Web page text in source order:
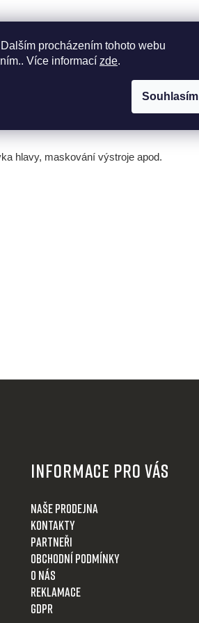
procházením tohoto webu
Více informací zde.
Souhlasím
hlavy, maskování výstroje apod.
Informace pro Vás
Naše prodejna
Kontakty
Partneři
Obchodní podmínky
O nás
Reklamace
GDPR